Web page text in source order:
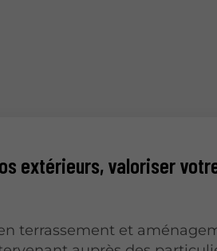
extérieurs, valoriser
terrassement et